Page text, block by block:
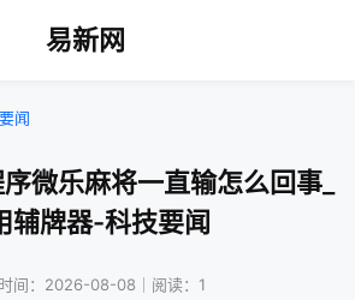
易新网
闻
微乐麻将一直输怎么回事_
辅牌器-科技要闻
间：2026-08-08｜阅读：1